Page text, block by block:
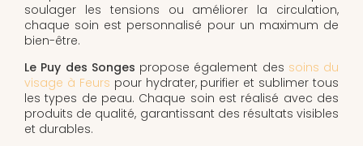
soulager les tensions ou améliorer la circulation,
chaque soin est personnalisé pour un maximum de
bien-être.
Le Puy des Songes propose également des soins du
visage à Feurs pour hydrater, purifier et sublimer tous
les types de peau. Chaque soin est réalisé avec des
produits de qualité, garantissant des résultats visibles
et durables.